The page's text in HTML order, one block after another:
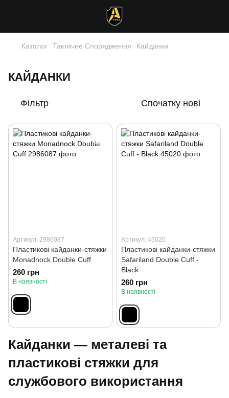
Каталог Тактичне Спорядження Кайданки
КАЙДАНКИ
Фільтр Спочатку нові
Артикул: 2986087
Пластикові кайданки-стяжки
Monadnock Double Cuff
260 грн
В наявності
Артикул: 45020
Пластикові кайданки-стяжки
Safariland Double Cuff -
Black
260 грн
В наявності
Кайданки — металеві та
пластикові стяжки для
службового використання